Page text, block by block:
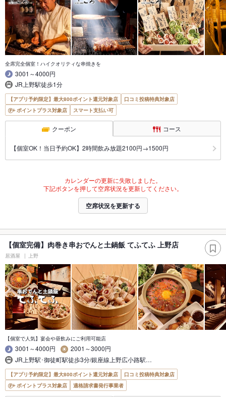
全席完全個室！ハイクオリティな串焼きを
3001～4000円
JR上野駅徒歩1分
【アプリ予約限定】最大800ポイント還元対象店
口コミ投稿特典対象店
ポイントプラス対象店
スマート支払い可
クーポン コース
【個室OK！当日予約OK】2時間飲み放題2100円→1500円
カレンダーの更新に失敗しました。
下記ボタンを押して空席状況を更新してください。
空席状況を更新する
【個室完備】肉巻き串おでんと土鍋飯 てふてふ 上野店
居酒屋 上野
【個室で人気】宴会や昼飲みにご利用可能店
3001～4000円
2001～3000円
JR上野駅･御徒町駅徒歩3分/銀座線上野広小路駅…
【アプリ予約限定】最大800ポイント還元対象店
口コミ投稿特典対象店
ポイントプラス対象店
適格請求書発行事業者